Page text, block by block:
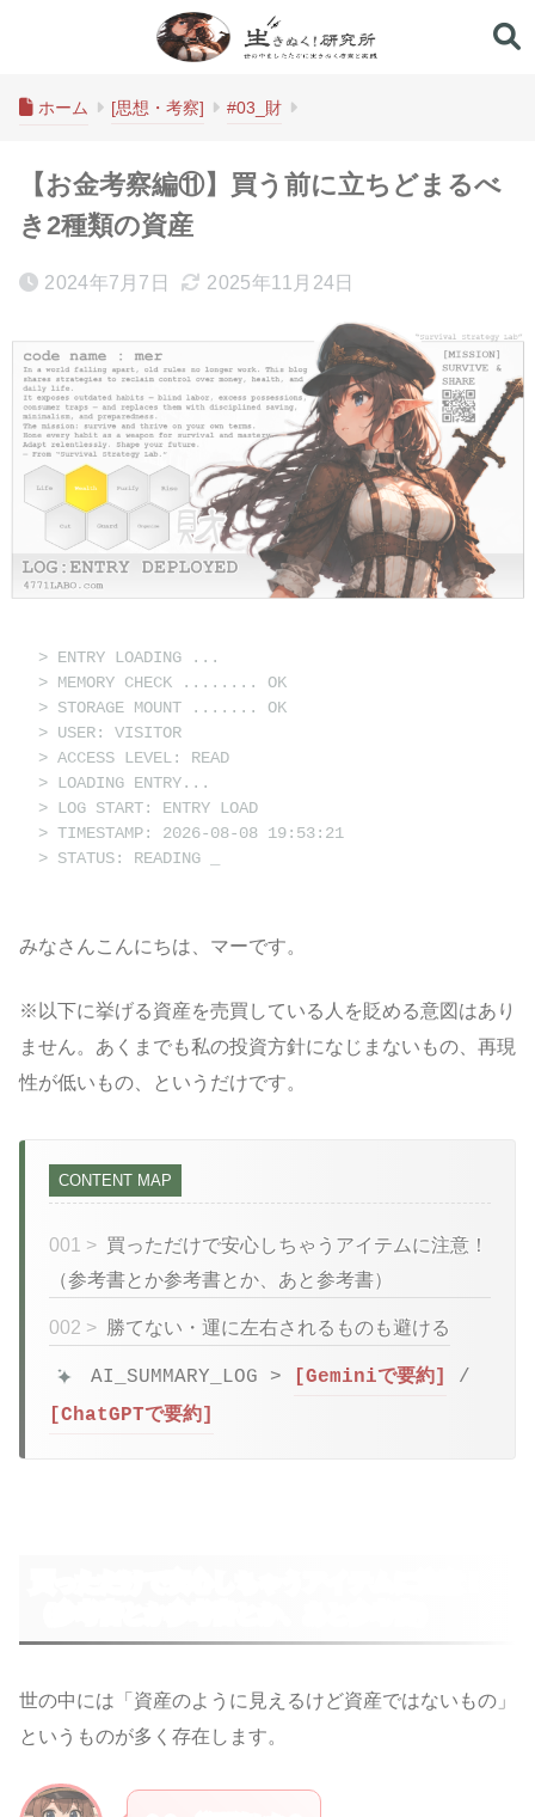
ホーム [思想・考察] #03_財
【お金考察編⑪】買う前に立ちどまるべ
き2種類の資産
2024年7月7日 2025年11月24日
> ENTRY LOADING ...
> MEMORY CHECK ........ OK
> STORAGE MOUNT ....... OK
> USER: VISITOR
> ACCESS LEVEL: READ
> LOADING ENTRY...
> LOG START: ENTRY LOAD
> TIMESTAMP: 2026-08-08 19:53:21
> STATUS: READING
みなさんこんにちは、マーです。
※以下に挙げる資産を売買している人を貶める意図はあり
ません。あくまでも私の投資方針になじまないもの、再現
性が低いもの、というだけです。
CONTENT MAP
001 > 買っただけで安心しちゃうアイテムに注意！
（参考書とか参考書とか、あと参考書）
002 > 勝てない・運に左右されるものも避ける
AI_SUMMARY_LOG > [Geminiで要約]
/
[ChatGPTで要約]
世の中には「資産のように見えるけど資産ではないもの」
というものが多く存在します。